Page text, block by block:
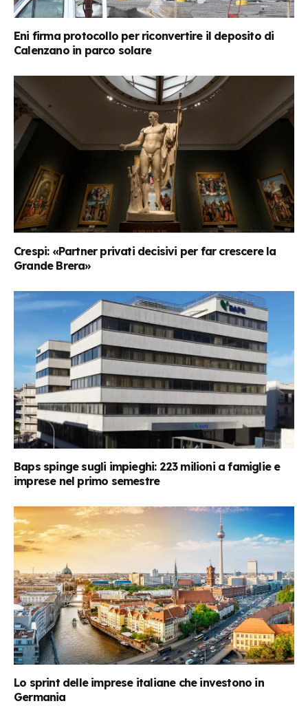
Eni firma protocollo per riconvertire il deposito di
Calenzano in parco solare
Crespi: «Partner privati decisivi per far crescere la
Grande Brera»
Baps spinge sugli impieghi: 223 milioni a famiglie e
imprese nel primo semestre
Lo sprint delle imprese italiane che investono in
Germania